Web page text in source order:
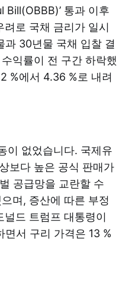
Bill(OBBB)’ 통과 이후
로 국채 금리가 일시
과 30년물 국채 입찰 결
익률이 전 구간 하락했
%에서 4.36 %로 내려
이 없었습니다. 국제유
보다 높은 공식 판매가
공급망을 교란할 수
며, 증산에 따른 부정
드 트럼프 대통령이
서 구리 가격은 13 %